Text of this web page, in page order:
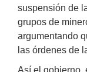
suspensión de
grupos de
argumentando
las órdenes de
Así el gobierno,